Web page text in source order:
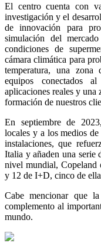
El centro cuenta con
investigación y el
de innovación para
simulación del
condiciones de
cámara climática para
temperatura, una zona
equipos conectados
aplicaciones reales y
formación de nuestros
En septiembre de
locales y a los medios
instalaciones, que
Italia y añaden una serie
nivel mundial, Copeland
y 12 de I+D, cinco de
Cabe mencionar que
complemento al
mundo.